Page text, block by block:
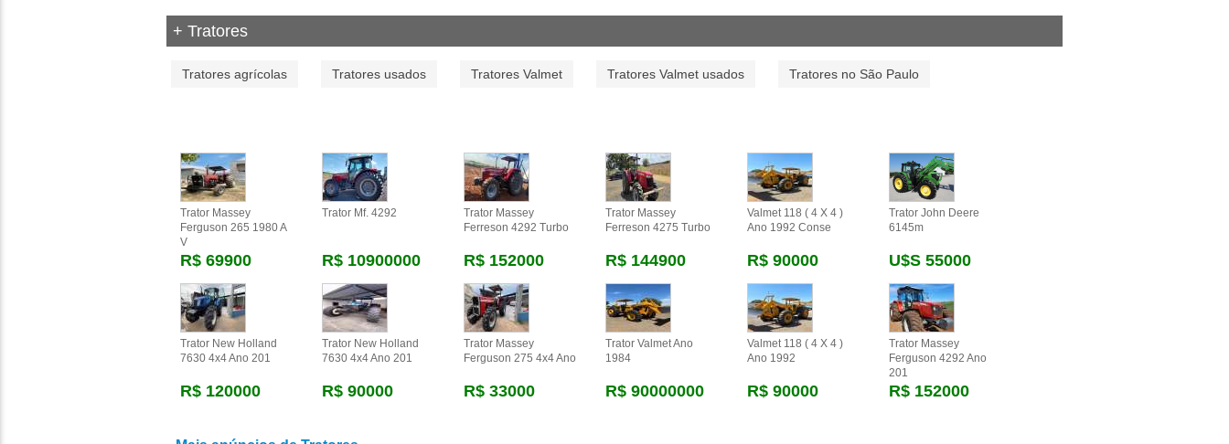
+ Tratores
Tratores agrícolas Tratores usados Tratores Valmet Tratores Valmet usados Tratores no São Paulo
Trator Massey
Ferguson 265 1980 A
V
R$ 69900
Trator Mf. 4292
R$ 10900000
Trator Massey
Ferreson 4292 Turbo
R$ 152000
Trator Massey
Ferreson 4275 Turbo
R$ 144900
Valmet 118 ( 4 X 4 )
Ano 1992 Conse
R$ 90000
Trator John Deere
6145m
U$s 55000
Trator New Holland
7630 4x4 Ano 201
R$ 120000
Trator New Holland
7630 4x4 Ano 201
R$ 90000
Trator Massey
Ferguson 275 4x4 Ano
R$ 33000
Trator Valmet Ano
1984
R$ 90000000
Valmet 118 ( 4 X 4 )
Ano 1992
R$ 90000
Trator Massey
Ferguson 4292 Ano
201
R$ 152000